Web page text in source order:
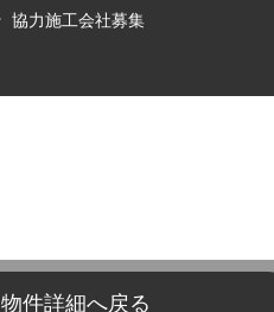
物件詳細へ戻る
協力施工会社募集